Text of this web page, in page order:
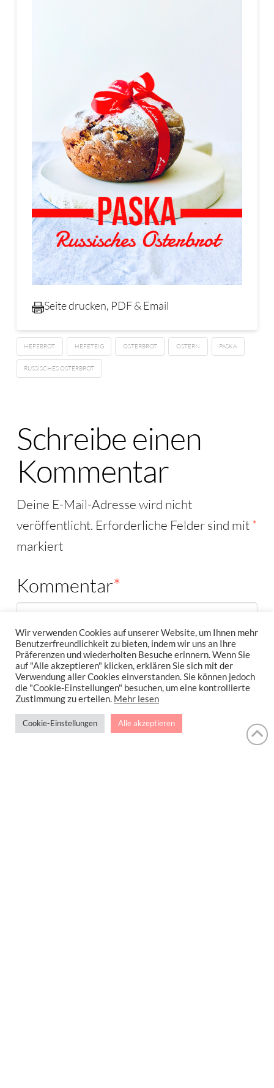
Seite drucken, PDF & Email
HEFEBROT HEFETEIG OSTERBROT OSTERN PASKA
RUSSISCHES OSTERBROT
Schreibe einen
Kommentar
Deine E-Mail-Adresse wird nicht
veröffentlicht. Erforderliche Felder sind mit*
markiert
Kommentar*
Wir verwenden Cookies auf unserer Website, um Ihnen mehr
Benutzerfreundlichkeit zu bieten, indem wir uns an Ihre
Präferenzen und wiederholten Besuche erinnern. Wenn Sie
auf "Alle akzeptieren" klicken, erklären Sie sich mit der
Verwendung aller Cookies einverstanden. Sie können jedoch
die "Cookie-Einstellungen" besuchen, um eine kontrollierte
Zustimmung zu erteilen. Mehr lesen
Cookie-Einstellungen Alle akzeptieren